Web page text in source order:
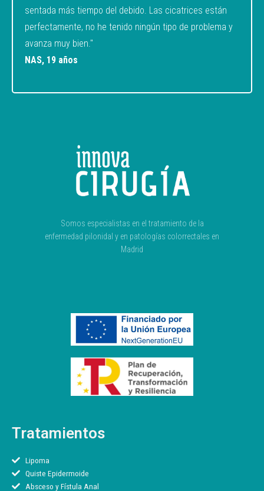
sentada más tiempo del debido. Las cicatrices están
perfectamente, no he tenido ningún tipo de problema y
avanza muy bien."
NAS, 19 años
Somos especialistas en el tratamiento de la
enfermedad pilonidal y en patologías colorrectales en
Madrid
Tratamientos
Lipoma
Quiste Epidermoide
Absceso y Fístula Anal